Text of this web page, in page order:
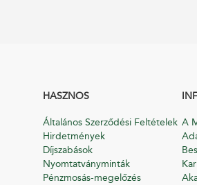
HASZNOS
Általános Szerződési Feltételek
Hirdetmények
Díjszabások
Nyomtatványminták
Pénzmosás-megelőzés
A